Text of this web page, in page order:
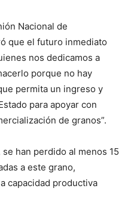
Nacional de
que el futuro inmediato
nos dedicamos a
porque no hay
permita un ingreso y
para apoyar con
de granos”.
han perdido al menos 15
a este grano,
capacidad productiva